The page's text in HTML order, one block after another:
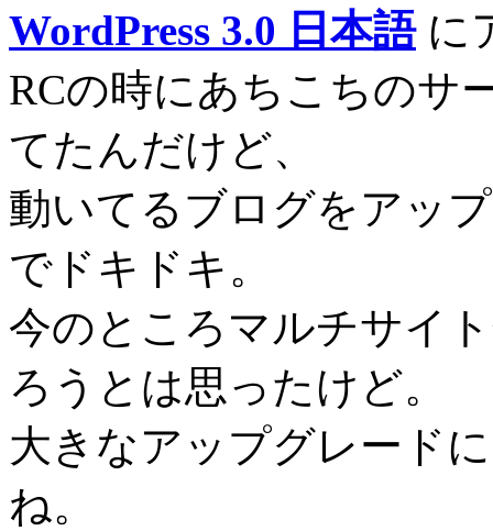
WordPress 3.0 日本語に
RCの時にあちこちのサ
てたんだけど、
動いてるブログをアッ
でドキドキ。
今のところマルチサイ
ろうとは思ったけど。
大きなアップグレード
ね。